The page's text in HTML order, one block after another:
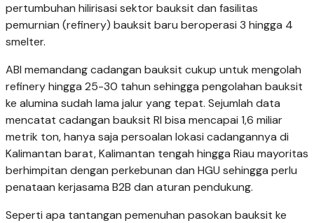
pertumbuhan hilirisasi sektor bauksit dan fasilitas
pemurnian (refinery) bauksit baru beroperasi 3 hingga 4
smelter.
ABI memandang cadangan bauksit cukup untuk mengolah
refinery hingga 25-30 tahun sehingga pengolahan bauksit
ke alumina sudah lama jalur yang tepat. Sejumlah data
mencatat cadangan bauksit RI bisa mencapai 1,6 miliar
metrik ton, hanya saja persoalan lokasi cadangannya di
Kalimantan barat, Kalimantan tengah hingga Riau mayoritas
berhimpitan dengan perkebunan dan HGU sehingga perlu
penataan kerjasama B2B dan aturan pendukung.
Seperti apa tantangan pemenuhan pasokan bauksit ke